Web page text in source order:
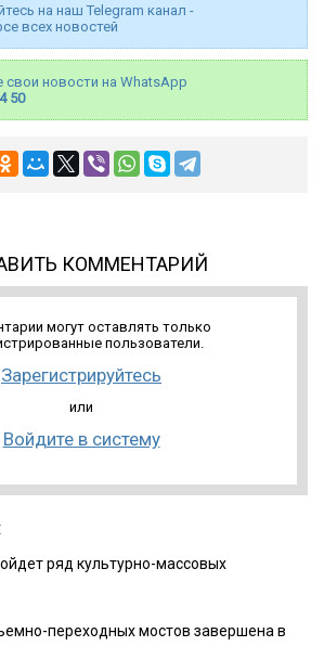
на наш Telegram канал -
всех новостей
свои новости на WhatsApp
50
КОММЕНТАРИЙ
могут оставлять только
пользователи.
Зарегистрируйтесь
или
Войдите в систему
ряд культурно-массовых
переходных мостов завершена в